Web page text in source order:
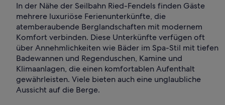
In der Nähe der Seilbahn Ried-Fendels finden Gäste
mehrere luxuriöse Ferienunterkünfte, die
atemberaubende Berglandschaften mit modernem
Komfort verbinden. Diese Unterkünfte verfügen oft
über Annehmlichkeiten wie Bäder im Spa-Stil mit tiefen
Badewannen und Regenduschen, Kamine und
Klimaanlagen, die einen komfortablen Aufenthalt
gewährleisten. Viele bieten auch eine unglaubliche
Aussicht auf die Berge.